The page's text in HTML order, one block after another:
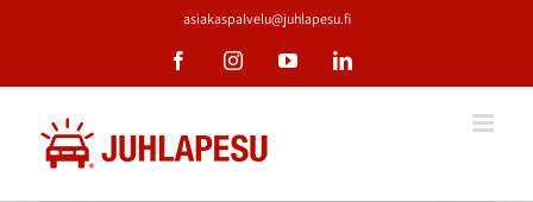
asiakaspalvelu@juhlapesu.fi
FacebookInstagramYouTubeLinkedIn